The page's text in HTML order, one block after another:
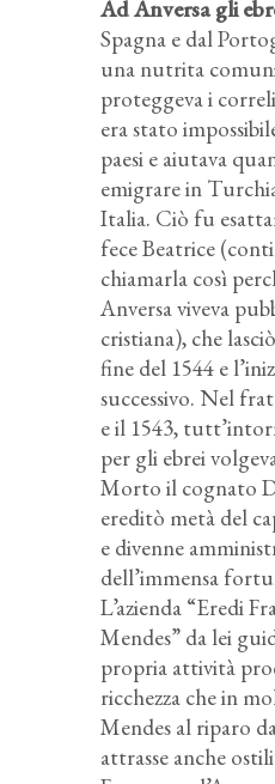
Ad Anversa gli
Spagna e dal
una nutrita
proteggeva i
era stato
paesi e aiutava
emigrare in
Italia. Ciò fu
fece Beatrice
chiamarla così
Anversa viveva
cristiana), che
fine del 1544 e
successivo. Nel
e il 1543,
per gli ebrei
Morto il cognato
ereditò metà del
e divenne
dell’immensa
L’azienda “Eredi
Mendes” da lei
propria attività
ricchezza che in
Mendes al riparo
attrasse anche